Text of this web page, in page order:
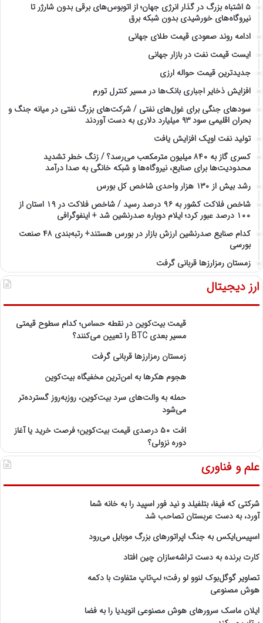
۵ اشتباه بزرگ در گذار انرژی جهان؛ از اتوبوس‌های برقی بدون شارژر تا
نیروگاه‌های خورشیدی بدون شبکه برق
ادامه روند صعودی قیمت طلای جهانی
ایست قیمت نفت در بازار جهانی
جدیدترین قیمت حواله ارزی
افزایش ذخایر اجباری بانک‌ها در مسیر کنترل تورم
سودهای جنگی برای غول‌های نفتی / شرکت‌های بزرگ نفتی در میانه جنگ و
بحران اقلیمی سود ۹۳ میلیارد دلاری به دست آوردند
تولید نفت اوپک افزایش یافت
کسری گاز به ۸۴۰ میلیون مترمکعب می‌رسد؟ / زنگ خطر تشدید
محدودیت‌ها برای صنایع، نیروگاه‌ها و شبکه خانگی به صدا درآمد
رشد بیش از ۱۳۰ هزار واحدی شاخص کل بورس
شاخص فلاکت کشور به ۹۶ درصد رسید / شاخص فلاکت در ۱۹ استان از
۱۰۰ درصد عبور کرد؛ ایلام دوباره صدرنشین شد + اینفوگرافی
کدام صنایع صدرنشین‌ ارزش بازار در بورس هستند+ رتبه‌بندی ۴۸ صنعت
بورسی
زمستان رمزارزها قربانی گرفت
ارز دیجیتال
قیمت بیت‌کوین در نقطه حساس؛ کدام سطوح قیمتی
مسیر بعدی BTC را تعیین می‌کنند؟
زمستان رمزارزها قربانی گرفت
هجوم هکرها به امن‌ترین مخفیگاه بیت‌کوین
حمله به والت‌های سرد بیت‌کوین، روزبه‌روز گسترده‌تر
می‌شود
افت ۵۰ درصدی قیمت بیت‌کوین؛ فرصت خرید یا آغاز
دوره نزولی؟
علم و فناوری
شرکتی که فیفا، بتلفیلد و نید فور اسپید را به خانه شما
آورد، به دست عربستان تصاحب شد
اسپیس‌ایکس به جنگ اپراتورهای بزرگ موبایل می‌رود
کارت برنده به دست تراشه‌سازان چین افتاد
تصاویر گوگل‌بوک لنوو لو رفت؛ لپ‌تاپ متفاوت با دکمه
هوش مصنوعی
ایلان ماسک سرورهای هوش مصنوعی انویدیا را به فضا